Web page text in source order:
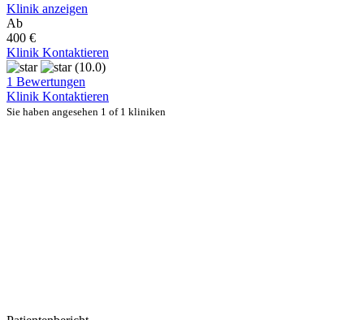
Klinik anzeigen
Ab
400 €
Klinik Kontaktieren
(10.0)
1 Bewertungen
Klinik Kontaktieren
Sie haben angesehen 1 of 1 kliniken